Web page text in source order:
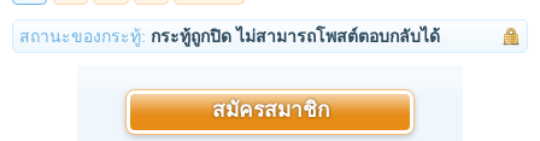
สถานะของกระทู้: กระทู้ถูกปิด ไม่สามารถโพสต์ตอบกลับได้
สมัครสมาชิก